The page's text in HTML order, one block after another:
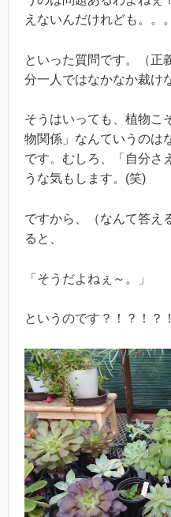
えないんだけれども。。
といった質問です。（正
分一人ではなかなか裁け
そうはいっても、植物こ
物関係」なんていうのは
です。むしろ、「自分さ
うな気もします。(笑)
ですから、（なんて答え
ると、
「そうだよねぇ～。」
というのです？！？！？！